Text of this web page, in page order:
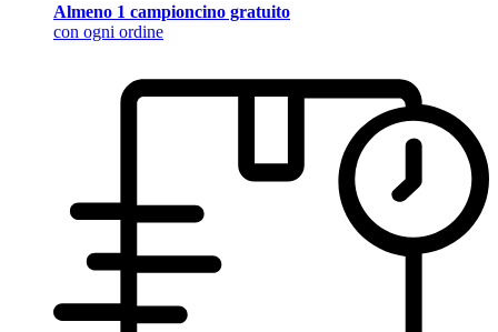
Almeno 1 campioncino gratuito
con ogni ordine